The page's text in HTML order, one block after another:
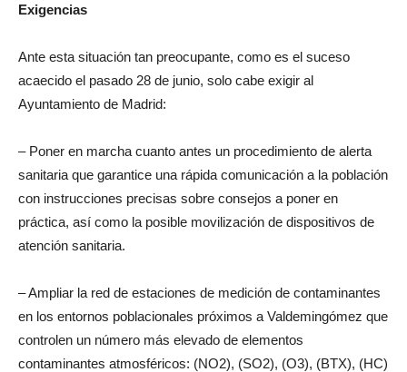
Exigencias
Ante esta situación tan preocupante, como es el suceso
acaecido el pasado 28 de junio, solo cabe exigir al
Ayuntamiento de Madrid:
– Poner en marcha cuanto antes un procedimiento de alerta
sanitaria que garantice una rápida comunicación a la población
con instrucciones precisas sobre consejos a poner en
práctica, así como la posible movilización de dispositivos de
atención sanitaria.
– Ampliar la red de estaciones de medición de contaminantes
en los entornos poblacionales próximos a Valdemingómez que
controlen un número más elevado de elementos
contaminantes atmosféricos: (NO2), (SO2), (O3), (BTX), (HC)